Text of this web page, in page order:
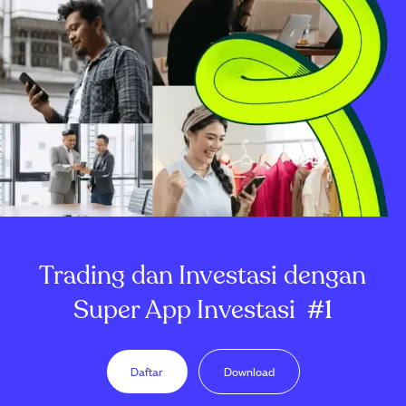
Trading dan Investasi dengan
Super App Investasi #1
Daftar Download